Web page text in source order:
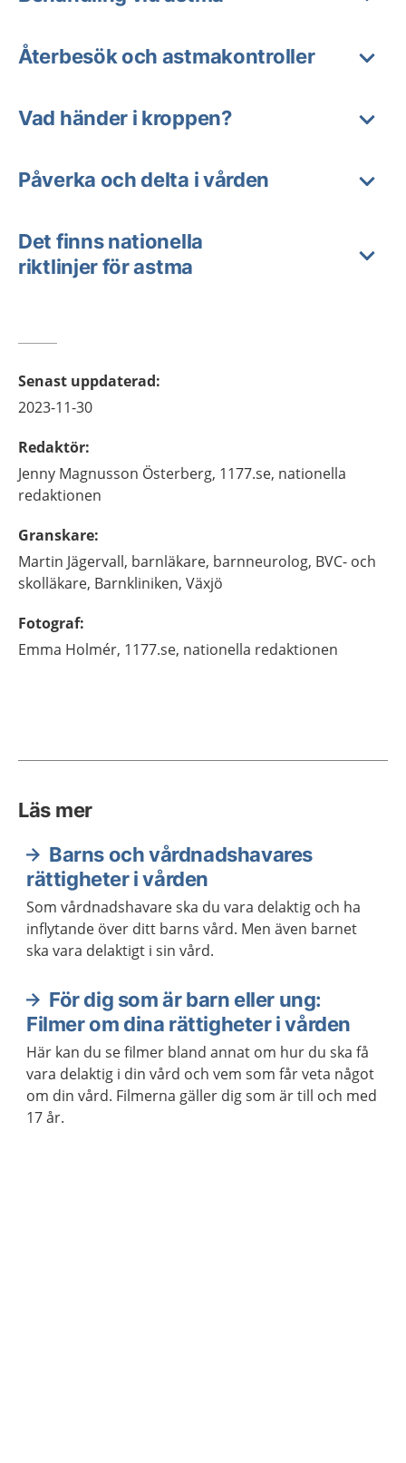
Återbesök och astmakontroller
Vad händer i kroppen?
Påverka och delta i vården
Det finns nationella
riktlinjer för astma
Senast uppdaterad:
2023-11-30
Redaktör:
Jenny Magnusson Österberg, 1177.se, nationella
redaktionen
Granskare:
Martin Jägervall, barnläkare, barnneurolog, BVC- och
skolläkare, Barnkliniken, Växjö
Fotograf:
Emma Holmér, 1177.se, nationella redaktionen
Läs mer
Barns och vårdnadshavares
rättigheter i vården
Som vårdnadshavare ska du vara delaktig och ha
inflytande över ditt barns vård. Men även barnet
ska vara delaktigt i sin vård.
För dig som är barn eller ung:
Filmer om dina rättigheter i vården
Här kan du se filmer bland annat om hur du ska få
vara delaktig i din vård och vem som får veta något
om din vård. Filmerna gäller dig som är till och med
17 år.